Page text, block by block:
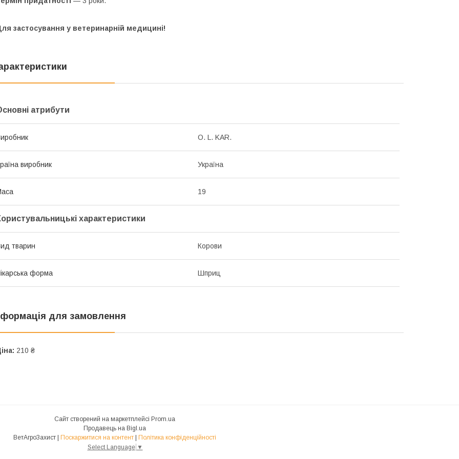
застосування у ветеринарній медицині!
атрибути
O. L. KAR.
виробник Україна
19
характеристики
тварин Корови
форма Шприц
для замовлення
210 ₴
Сайт створений на маркетплейсі Prom.ua
Продавець на Bigl.ua
Поскаржитися на контент
Політика конфіденційності
Select Language ▼